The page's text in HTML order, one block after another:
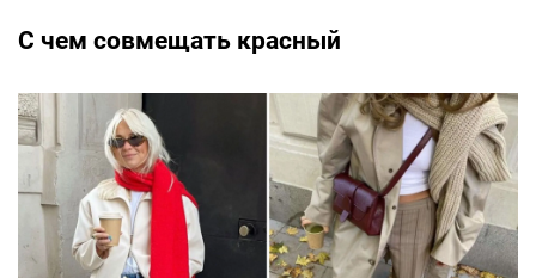
С чем совмещать красный